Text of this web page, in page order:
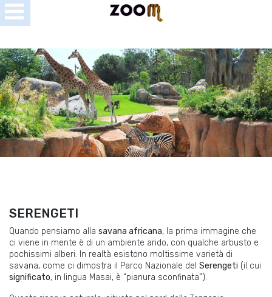
SERENGETI
Quando pensiamo alla savana africana, la prima immagine che
ci viene in mente è di un ambiente arido, con qualche arbusto e
pochissimi alberi. In realtà esistono moltissime varietà di
savana, come ci dimostra il Parco Nazionale del Serengeti (il cui
significato, in lingua Masai, è “pianura sconfinata”).